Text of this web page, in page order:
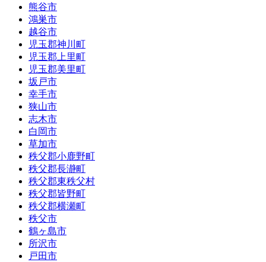
熊谷市
鴻巣市
越谷市
児玉郡神川町
児玉郡上里町
児玉郡美里町
坂戸市
幸手市
狭山市
志木市
白岡市
草加市
秩父郡小鹿野町
秩父郡長瀞町
秩父郡東秩父村
秩父郡皆野町
秩父郡横瀬町
秩父市
鶴ヶ島市
所沢市
戸田市